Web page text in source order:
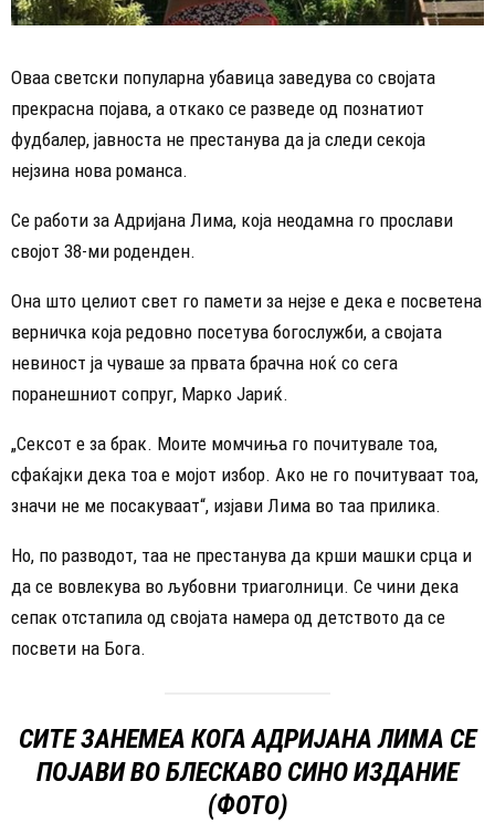
Оваа светски популарна убавица заведува со својата
прекрасна појава, а откако се разведе од познатиот
фудбалер, јавноста не престанува да ја следи секоја
нејзина нова романса.
Се работи за Адријана Лима, која неодамна го прослави
својот 38-ми роденден.
Она што целиот свет го памети за нејзе е дека е посветена
верничка која редовно посетува богослужби, а својата
невиност ја чуваше за првата брачна ноќ со сега
поранешниот сопруг, Марко Јариќ.
„Сексот е за брак. Моите момчиња го почитувале тоа,
сфаќајки дека тоа е мојот избор. Ако не го почитуваат тоа,
значи не ме посакуваат“, изјави Лима во таа прилика.
Но, по разводот, таа не престанува да крши машки срца и
да се вовлекува во љубовни триаголници. Се чини дека
сепак отстапила од својата намера од детството да се
посвети на Бога.
СИТЕ ЗАНЕМЕА КОГА АДРИЈАНА ЛИМА СЕ
ПОЈАВИ ВО БЛЕСКАВО СИНО ИЗДАНИЕ
(ФОТО)